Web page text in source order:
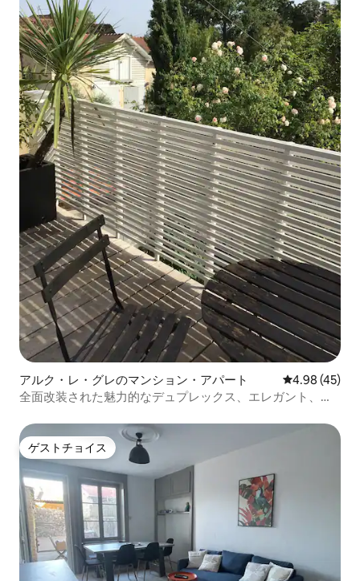
アルク・レ・グレのマンション・アパート レビュー45
4.98 (45)
全面改装された魅力的なデュプレックス、エレガント、静
ゲストチョイス
ゲストチョイス